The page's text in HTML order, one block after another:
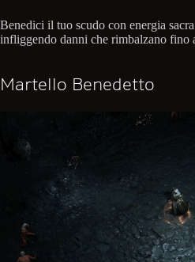
Benedici il tuo scudo con energia
infliggendo danni che rimbalzano fino
Martello Benedetto